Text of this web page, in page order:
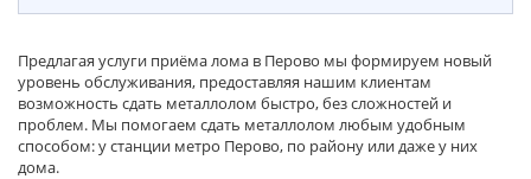
Предлагая услуги приёма лома в Перово мы формируем новый
уровень обслуживания, предоставляя нашим клиентам
возможность сдать металлолом быстро, без сложностей и
проблем. Мы помогаем сдать металлолом любым удобным
способом: у станции метро Перово, по району или даже у них
дома.